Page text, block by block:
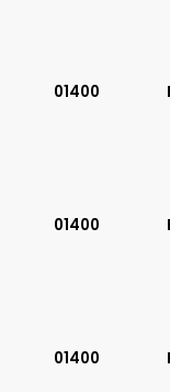
01400
01400
01400